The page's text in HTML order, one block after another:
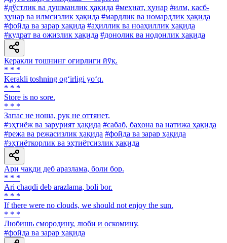
#дўстлик ва душманлик ҳақида #меҳнат, ҳунар #илм, касб-
ҳунар ва илмсизлик ҳақида #мардлик ва номардлик ҳақида
#фойда ва зарар ҳақида #аҳиллик ва ноаҳиллик ҳақида
#қудрат ва ожизлик ҳақида #донолик ва нодонлик ҳақида
Керакли тошнинг оғирлиги йўқ.
* * *
Kerakli toshning og‘irligi yo‘q.
* * *
Store is no sore.
* * *
Запас не ноша, рук не оттянет.
#эҳтиёж ва зарурият ҳақида #сабаб, баҳона ва натижа ҳақида
#режа ва режасизлик ҳақида #фойда ва зарар ҳақида
#эҳтиёткорлик ва эҳтиётсизлик ҳақида
Ари чақди деб аразлама, боли бор.
* * *
Аri chaqdi deb arazlama, boli bor.
* * *
If there were no clouds, we should not enjoy the sun.
* * *
Любишь смородину, люби и оскомину.
#фойда ва зарар ҳақида